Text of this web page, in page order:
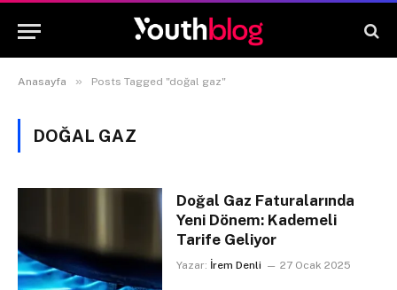
Anasayfa » Posts Tagged "doğal gaz"
DOĞAL GAZ
Doğal Gaz Faturalarında
Yeni Dönem: Kademeli
Tarife Geliyor
Yazar: İrem Denli 27 Ocak 2025